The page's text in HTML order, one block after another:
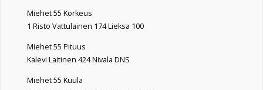
Miehet 55 Korkeus
1 Risto Vattulainen 174 Lieksa 100
Miehet 55 Pituus
Kalevi Laitinen 424 Nivala DNS
Miehet 55 Kuula